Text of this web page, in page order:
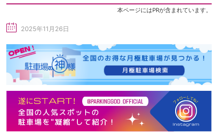
本ページにはPRが含まれています。
he
du
le
2025年11月26日